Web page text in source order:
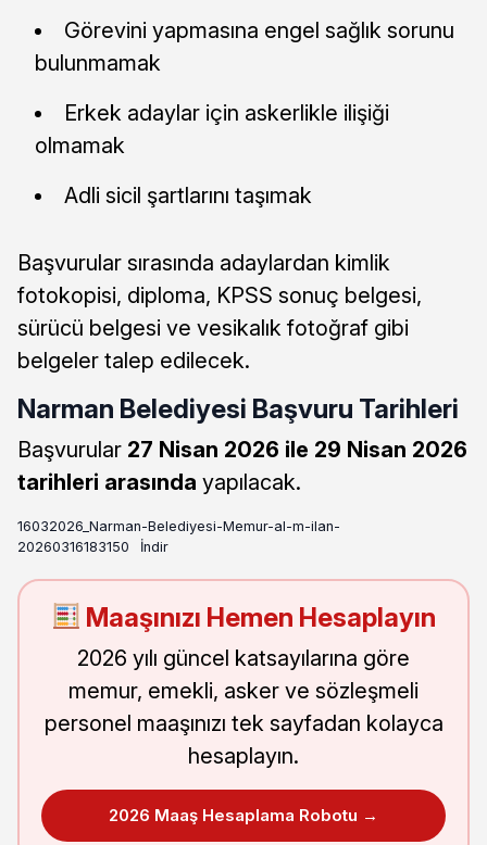
Görevini yapmasına engel sağlık sorunu
bulunmamak
Erkek adaylar için askerlikle ilişiği
olmamak
Adli sicil şartlarını taşımak
Başvurular sırasında adaylardan kimlik
fotokopisi, diploma, KPSS sonuç belgesi,
sürücü belgesi ve vesikalık fotoğraf gibi
belgeler talep edilecek.
Narman Belediyesi Başvuru Tarihleri
Başvurular 27 Nisan 2026 ile 29 Nisan 2026
tarihleri arasında yapılacak.
16032026_Narman-Belediyesi-Memur-al-m-ilan-
20260316183150
İndir
Maaşınızı Hemen Hesaplayın
2026 yılı güncel katsayılarına göre
memur, emekli, asker ve sözleşmeli
personel maaşınızı tek sayfadan kolayca
hesaplayın.
2026 Maaş Hesaplama Robotu →